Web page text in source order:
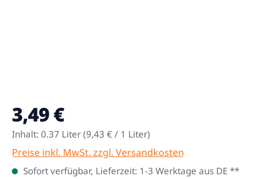
Regulärer Preis:
3,49 €
Inhalt: 0.37 Liter (9,43 € / 1 Liter)
Preise inkl. MwSt. zzgl. Versandkosten
Sofort verfügbar, Lieferzeit: 1-3 Werktage aus DE **